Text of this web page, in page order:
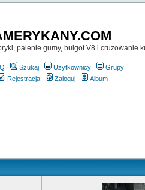
palenie gumy, bulgot V8 i cruzowanie
Szukaj Użytkownicy
Grupy
Rejestracja
Zaloguj Album